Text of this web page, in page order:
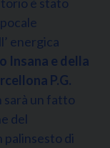
energica
Insana e della
P.G.
sarà un fatto
del
palinsesto di